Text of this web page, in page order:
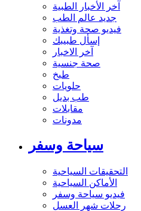
آخر الأخبار الطبية
جديد عالم الطب
فيديو صحة وتغذية
إسأل طبيبك
آخر الاخبار
صحة جنسية
طبخ
حلويات
طب بديل
مقابلات
مدونات
سياحة وسفر
التحقيقات السياحية
الأماكن السياحية
فيديو سياحة وسفر
رحلات شهر العسل